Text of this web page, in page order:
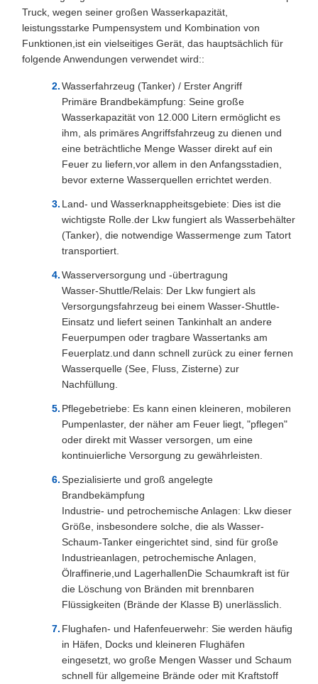
Truck, wegen seiner großen Wasserkapazität,
leistungsstarke Pumpensystem und Kombination von
Funktionen,ist ein vielseitiges Gerät, das hauptsächlich für
folgende Anwendungen verwendet wird::
Wasserfahrzeug (Tanker) / Erster Angriff
Primäre Brandbekämpfung: Seine große
Wasserkapazität von 12.000 Litern ermöglicht es
ihm, als primäres Angriffsfahrzeug zu dienen und
eine beträchtliche Menge Wasser direkt auf ein
Feuer zu liefern,vor allem in den Anfangsstadien,
bevor externe Wasserquellen errichtet werden.
Land- und Wasserknappheitsgebiete: Dies ist die
wichtigste Rolle.der Lkw fungiert als Wasserbehälter
(Tanker), die notwendige Wassermenge zum Tatort
transportiert.
Wasserversorgung und -übertragung
Wasser-Shuttle/Relais: Der Lkw fungiert als
Versorgungsfahrzeug bei einem Wasser-Shuttle-
Einsatz und liefert seinen Tankinhalt an andere
Feuerpumpen oder tragbare Wassertanks am
Feuerplatz.und dann schnell zurück zu einer fernen
Wasserquelle (See, Fluss, Zisterne) zur
Nachfüllung.
Pflegebetriebe: Es kann einen kleineren, mobileren
Pumpenlaster, der näher am Feuer liegt, "pflegen"
oder direkt mit Wasser versorgen, um eine
kontinuierliche Versorgung zu gewährleisten.
Spezialisierte und groß angelegte
Brandbekämpfung
Industrie- und petrochemische Anlagen: Lkw dieser
Größe, insbesondere solche, die als Wasser-
Schaum-Tanker eingerichtet sind, sind für große
Industrieanlagen, petrochemische Anlagen,
Ölraffinerie,und LagerhallenDie Schaumkraft ist für
die Löschung von Bränden mit brennbaren
Flüssigkeiten (Brände der Klasse B) unerlässlich.
Flughafen- und Hafenfeuerwehr: Sie werden häufig
in Häfen, Docks und kleineren Flughäfen
eingesetzt, wo große Mengen Wasser und Schaum
schnell für allgemeine Brände oder mit Kraftstoff